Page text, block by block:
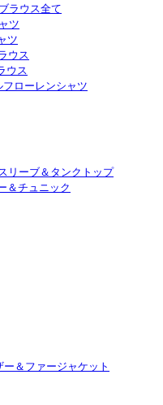
ラウス全て
ツ
ツ
ウス
ウス
フローレンシャツ
リーブ＆タンクトップ
＆チュニック
ー＆ファージャケット